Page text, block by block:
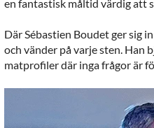
en fantastisk måltid värdig att
Där Sébastien Boudet ger sig
och vänder på varje sten. Han
matprofiler där inga frågor är